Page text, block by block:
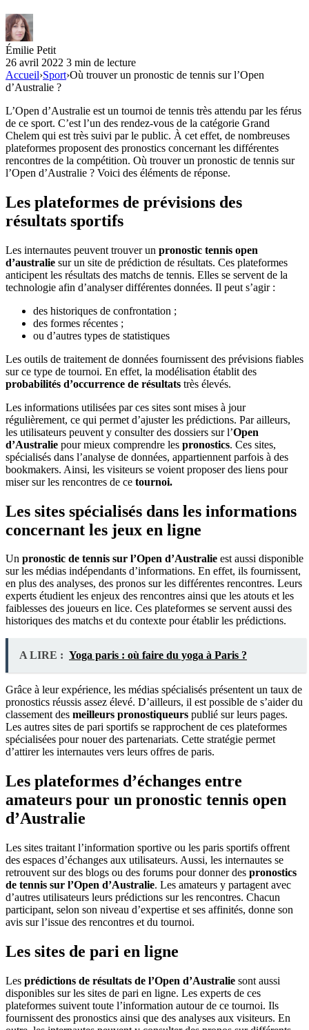
Émilie Petit
26 avril 2022 3 min de lecture
Accueil›Sport›Où trouver un pronostic de tennis sur l’Open
d’Australie ?
L’Open d’Australie est un tournoi de tennis très attendu par les férus
de ce sport. C’est l’un des rendez-vous de la catégorie Grand
Chelem qui est très suivi par le public. À cet effet, de nombreuses
plateformes proposent des pronostics concernant les différentes
rencontres de la compétition. Où trouver un pronostic de tennis sur
l’Open d’Australie ? Voici des éléments de réponse.
Les plateformes de prévisions des
résultats sportifs
Les internautes peuvent trouver un pronostic tennis open
d’australie sur un site de prédiction de résultats. Ces plateformes
anticipent les résultats des matchs de tennis. Elles se servent de la
technologie afin d’analyser différentes données. Il peut s’agir :
des historiques de confrontation ;
des formes récentes ;
ou d’autres types de statistiques
Les outils de traitement de données fournissent des prévisions fiables
sur ce type de tournoi. En effet, la modélisation établit des
probabilités d’occurrence de résultats très élevés.
Les informations utilisées par ces sites sont mises à jour
régulièrement, ce qui permet d’ajuster les prédictions. Par ailleurs,
les utilisateurs peuvent y consulter des dossiers sur l’Open
d’Australie pour mieux comprendre les pronostics. Ces sites,
spécialisés dans l’analyse de données, appartiennent parfois à des
bookmakers. Ainsi, les visiteurs se voient proposer des liens pour
miser sur les rencontres de ce tournoi.
Les sites spécialisés dans les informations
concernant les jeux en ligne
Un pronostic de tennis sur l’Open d’Australie est aussi disponible
sur les médias indépendants d’informations. En effet, ils fournissent,
en plus des analyses, des pronos sur les différentes rencontres. Leurs
experts étudient les enjeux des rencontres ainsi que les atouts et les
faiblesses des joueurs en lice. Ces plateformes se servent aussi des
historiques des matchs et du contexte pour établir les prédictions.
A LIRE : Yoga paris : où faire du yoga à Paris ?
Grâce à leur expérience, les médias spécialisés présentent un taux de
pronostics réussis assez élevé. D’ailleurs, il est possible de s’aider du
classement des meilleurs pronostiqueurs publié sur leurs pages.
Les autres sites de pari sportifs se rapprochent de ces plateformes
spécialisées pour nouer des partenariats. Cette stratégie permet
d’attirer les internautes vers leurs offres de paris.
Les plateformes d’échanges entre
amateurs pour un pronostic tennis open
d’Australie
Les sites traitant l’information sportive ou les paris sportifs offrent
des espaces d’échanges aux utilisateurs. Aussi, les internautes se
retrouvent sur des blogs ou des forums pour donner des pronostics
de tennis sur l’Open d’Australie. Les amateurs y partagent avec
d’autres utilisateurs leurs prédictions sur les rencontres. Chacun
participant, selon son niveau d’expertise et ses affinités, donne son
avis sur l’issue des rencontres et du tournoi.
Les sites de pari en ligne
Les prédictions de résultats de l’Open d’Australie sont aussi
disponibles sur les sites de pari en ligne. Les experts de ces
plateformes suivent toute l’information autour de ce tournoi. Ils
fournissent des pronostics ainsi que des analyses aux visiteurs. En